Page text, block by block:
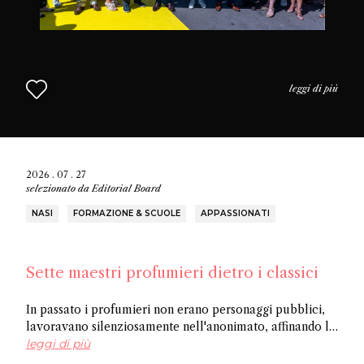
leggi di più
2026 . 07 . 27
selezionato daEditorial Board
NASI FORMAZIONE & SCUOLE APPASSIONATI
Sette maestri profumieri dietro i classici
In passato i profumieri non erano personaggi pubblici,
lavoravano silenziosamente nell'anonimato, affinando la
loro arte e creando opere senza ricevere riconoscimenti.
leggi di più